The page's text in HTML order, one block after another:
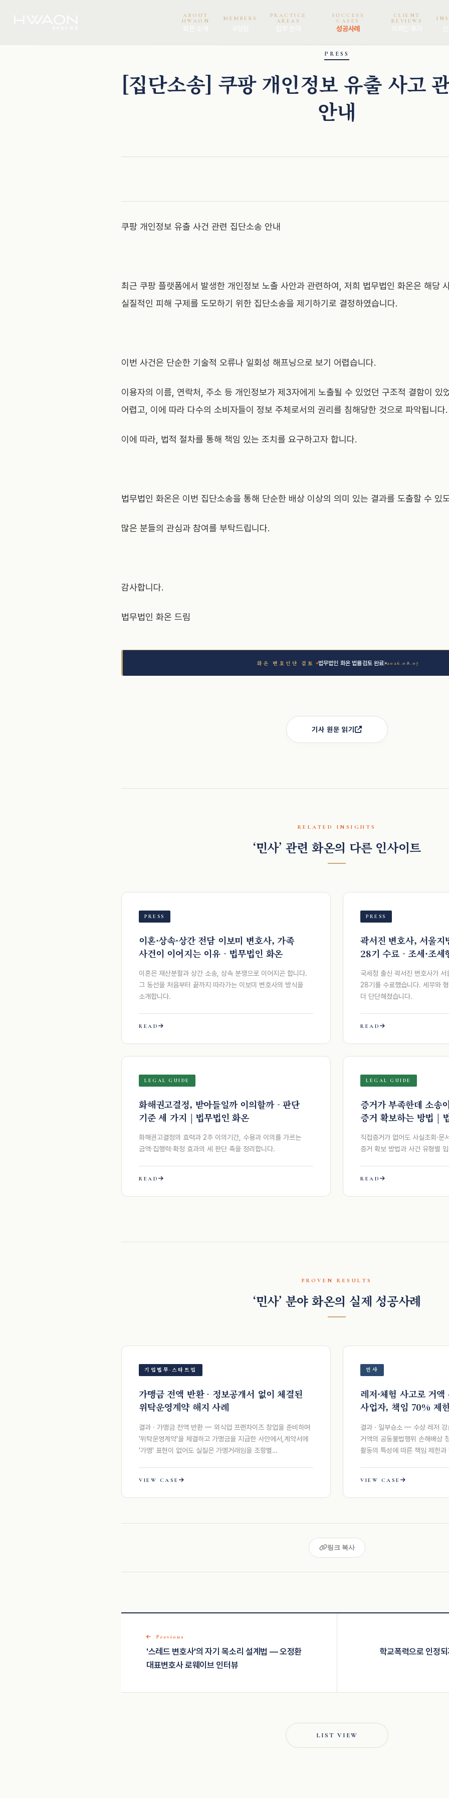
ABOUT
HWAON
MEMBERS
PRACTICE
AREAS
SUCCESS
CASES
성공사례
CLIENT
REVIEWS
PRESS
[집단소송] 쿠팡 개인정보 유출 사고
안내
쿠팡 개인정보 유출 사건 관련 집단소송 안내
최근 쿠팡 플랫폼에서 발생한 개인정보 노출 사안과 관련하여, 저희 법무법인 화온은 해당
실질적인 피해 구제를 도모하기 위한 집단소송을 제기하기로 결정하였습니다.
이번 사건은 단순한 기술적 오류나 일회성 해프닝으로 보기 어렵습니다.
이용자의 이름, 연락처, 주소 등 개인정보가 제3자에게 노출될 수 있었던 구조적 결함이 있
어렵고, 이에 따라 다수의 소비자들이 정보 주체로서의 권리를 침해당한 것으로 파악됩니다.
이에 따라, 법적 절차를 통해 책임 있는 조치를 요구하고자 합니다.
법무법인 화온은 이번 집단소송을 통해 단순한 배상 이상의 의미 있는 결과를 도출할 수 있
많은 분들의 관심과 참여를 부탁드립니다.
감사합니다.
법무법인 화온 드림
화온 변호인단 검토 법무법인 화온 법률검토 완료 2026.08.07
기사 원문 읽기
RELATED INSIGHTS
‘민사’ 관련 화온의 다른 인사이트
PRESS
이혼·상속·상간 전담 이보미 변호사, 가족
사건이 이어지는 이유 - 법무법인 화온
이혼은 재산분할과 상간 소송, 상속 분쟁으로 이어지곤 합니다.
그 동선을 처음부터 끝까지 따라가는 이보미 변호사의 방식을
소개합니다.
READ
PRESS
곽서진 변호사, 서울지
28기 수료 - 조세·조세
국세청 출신 곽서진 변호사가 서
28기를 수료했습니다. 세무와
더 단단해졌습니다.
READ
LEGAL GUIDE
화해권고결정, 받아들일까 이의할까 - 판단
기준 세 가지 | 법무법인 화온
화해권고결정의 효력과 2주 이의기간, 수용과 이의를 가르는
금액·집행력·확정 효과의 세 판단 축을 정리합니다.
READ
LEGAL GUIDE
증거가 부족한데 소송
증거 확보하는 방법 |
직접증거가 없어도 사실조회·문
증거 확보 방법과 사건 유형별
READ
PROVEN RESULTS
‘민사’ 분야 화온의 실제 성공사례
기업법무·스타트업
가맹금 전액 반환 - 정보공개서 없이 체결된
위탁운영계약 해지 사례
결과 · 가맹금 전액 반환 — 외식업 프랜차이즈 창업을 준비하며
'위탁운영계약'을 체결하고 가맹금을 지급한 사안에서,계약서에
'가맹' 표현이 없어도 실질은 가맹거래임을 조항별…
VIEW CASE
민사
레저·체험 사고로 거
사업자, 책임 70% 제
결과 · 일부승소 — 수상 레저
거액의 공동불법행위 손해배상
활동의 특성에 따른 책임 제한
VIEW CASE
링크 복사
Previous
'스레드 변호사'의 자기 목소리 설계법 — 오정환
대표변호사 로웨이브 인터뷰
학교폭력으로 인정
LIST VIEW